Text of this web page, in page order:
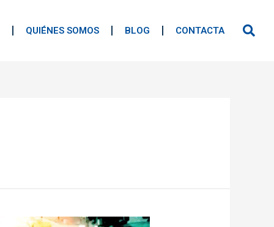
QUIÉNES SOMOS BLOG CONTACTA